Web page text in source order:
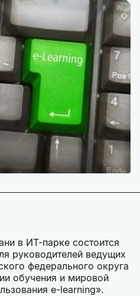
в ИТ-парке состоится
руководителей ведущих
федерального округа
обучения и мировой
e-learning».